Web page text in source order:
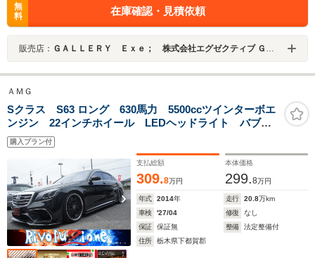
無
料
在庫確認・見積依頼
販売店： ＧＡＬＬＥＲＹ Ｅｘｅ； 株式会社エグゼクティブ ＧＡＬＬＥＲＹ Ｅｘｅ；
ＡＭＧ
Sクラス S63 ロング 630馬力 5500ccツインターボエ
ンジン 22インチホイール LEDヘッドライト バブリ
ングマフラー ローダウン サンルーフ 後期仕様
購入プラン付
支払総額
309.8万円
本体価格
299.8万円
年式 2014年 走行 20.8万km
車検
'27/04 修復
なし
保証
保証無 整備
法定整備付
住所
栃木県下都賀郡